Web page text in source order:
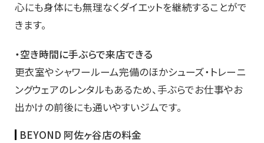
心にも身体にも無理なくダイエットを継続することがで
きます。
・空き時間に手ぶらで来店できる
更衣室やシャワールーム完備のほかシューズ・トレーニ
ングウェアのレンタルもあるため、手ぶらでお仕事やお
出かけの前後にも通いやすいジムです。
BEYOND 阿佐ヶ谷店の料金